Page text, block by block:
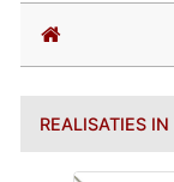
(current)
REALISATIES